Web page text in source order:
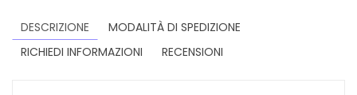
DESCRIZIONE
MODALITÀ DI SPEDIZIONE
RICHIEDI INFORMAZIONI
RECENSIONI